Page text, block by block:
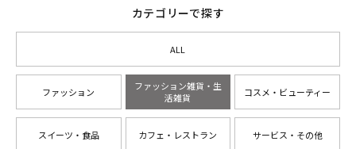
カテゴリーで探す
ALL
ファッション
ファッション雑貨・生
活雑貨
コスメ・ビューティー
スイーツ・食品 カフェ・レストラン サービス・その他